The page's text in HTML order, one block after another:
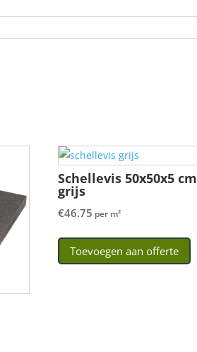
Schellevis 50x50x5 cm
grijs
€46.75 per m²
Toevoegen aan offerte